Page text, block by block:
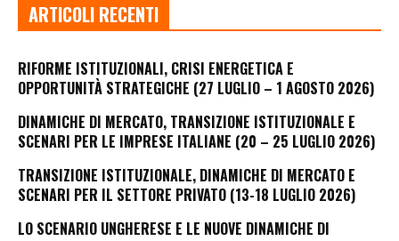
ARTICOLI RECENTI
RIFORME ISTITUZIONALI, CRISI ENERGETICA E
OPPORTUNITÀ STRATEGICHE (27 LUGLIO – 1 AGOSTO 2026)
DINAMICHE DI MERCATO, TRANSIZIONE ISTITUZIONALE E
SCENARI PER LE IMPRESE ITALIANE (20 – 25 LUGLIO 2026)
TRANSIZIONE ISTITUZIONALE, DINAMICHE DI MERCATO E
SCENARI PER IL SETTORE PRIVATO (13-18 LUGLIO 2026)
LO SCENARIO UNGHERESE E LE NUOVE DINAMICHE DI